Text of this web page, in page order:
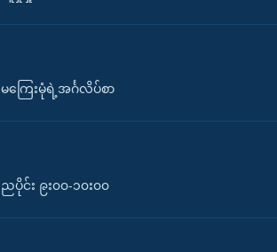
မကြေးမုံရဲ့အင်္ဂလိပ်စာ
ညပိုင်း ၉း၀၀-၁၀း၀၀